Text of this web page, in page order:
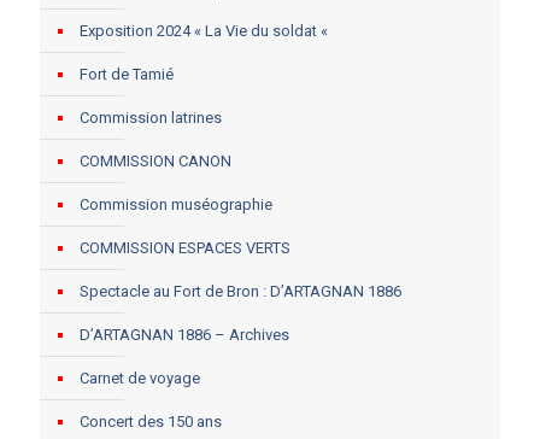
Exposition 2024 « La Vie du soldat «
Fort de Tamié
Commission latrines
COMMISSION CANON
Commission muséographie
COMMISSION ESPACES VERTS
Spectacle au Fort de Bron : D’ARTAGNAN 1886
D’ARTAGNAN 1886 – Archives
Carnet de voyage
Concert des 150 ans